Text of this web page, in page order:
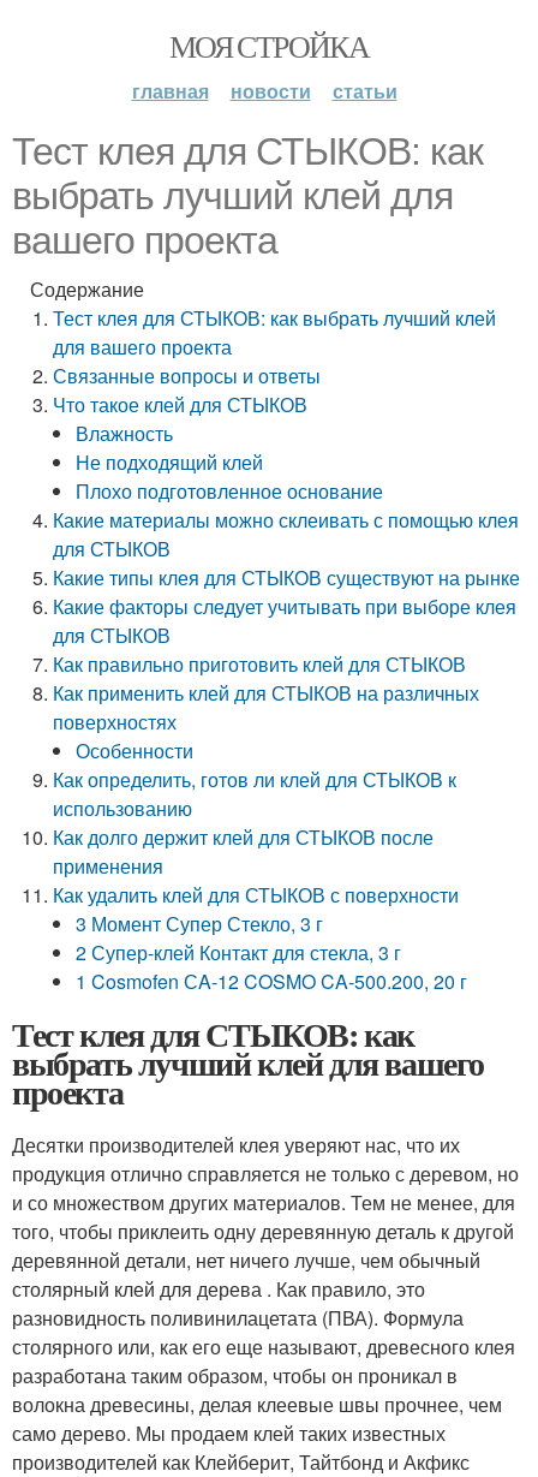
МОЯ СТРОЙКА
главная новости статьи
Тест клея для СТЫКОВ: как
выбрать лучший клей для
вашего проекта
Содержание
Тест клея для СТЫКОВ: как выбрать лучший клей
для вашего проекта
Связанные вопросы и ответы
Что такое клей для СТЫКОВ
Влажность
Не подходящий клей
Плохо подготовленное основание
Какие материалы можно склеивать с помощью клея
для СТЫКОВ
Какие типы клея для СТЫКОВ существуют на рынке
Какие факторы следует учитывать при выборе клея
для СТЫКОВ
Как правильно приготовить клей для СТЫКОВ
Как применить клей для СТЫКОВ на различных
поверхностях
Особенности
Как определить, готов ли клей для СТЫКОВ к
использованию
Как долго держит клей для СТЫКОВ после
применения
Как удалить клей для СТЫКОВ с поверхности
3 Момент Супер Стекло, 3 г
2 Супер-клей Контакт для стекла, 3 г
1 Cosmofen СA-12 COSMO CA-500.200, 20 г
Тест клея для СТЫКОВ: как
выбрать лучший клей для вашего
проекта
Десятки производителей клея уверяют нас, что их
продукция отлично справляется не только с деревом, но
и со множеством других материалов. Тем не менее, для
того, чтобы приклеить одну деревянную деталь к другой
деревянной детали, нет ничего лучше, чем обычный
столярный клей для дерева . Как правило, это
разновидность поливинилацетата (ПВА). Формула
столярного или, как его еще называют, древесного клея
разработана таким образом, чтобы он проникал в
волокна древесины, делая клеевые швы прочнее, чем
само дерево. Мы продаем клей таких известных
производителей как Клейберит, Тайтбонд и Акфикс